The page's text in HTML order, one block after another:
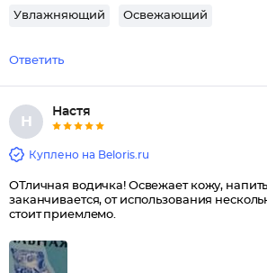
Увлажняющий Освежающий
Ответить
Н
Настя
Куплено на Beloris.ru
ОТличная водичка! Освежает кожу,
заканчивается, от использования
стоит приемлемо.